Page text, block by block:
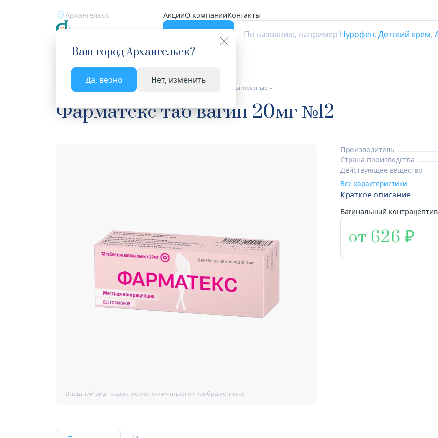
Архангельск АкцииО компанииКонтакты
По названию, например Нурофен, Детский крем,
Ваш городАрхангельск?
Да, верно Нет, изменить
Главная Каталог Лекарства и БАД Контрацептивы местные
Фарматекс таб вагин 20мг №12
Производитель
Страна производства
Действующее вещество
Все характеристики
Краткое описание
Вагинальный
от 626